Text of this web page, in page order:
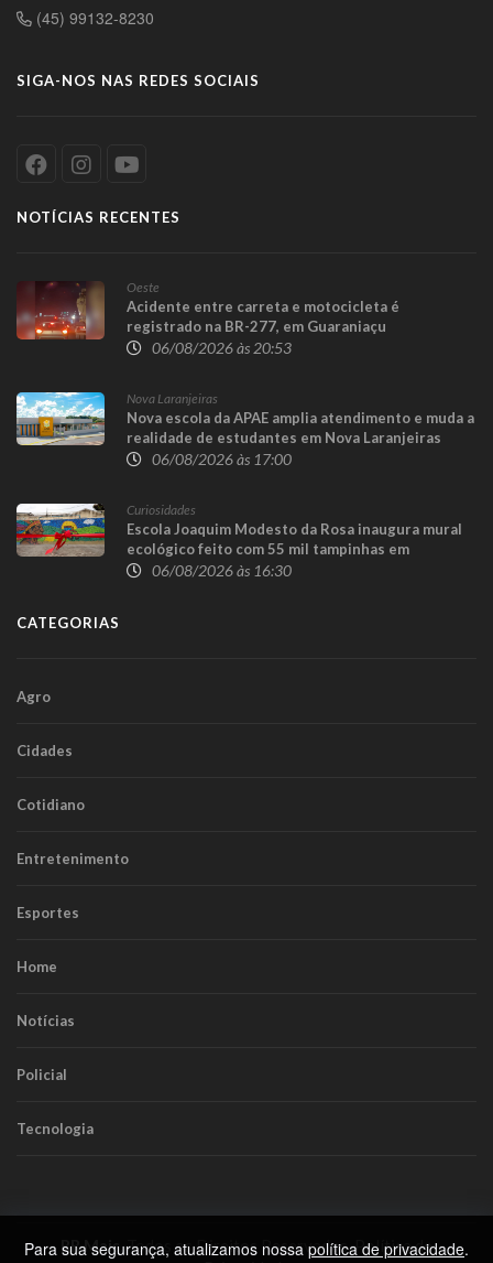
(45) 99132-8230
SIGA-NOS NAS REDES SOCIAIS
NOTÍCIAS RECENTES
Oeste
Acidente entre carreta e motocicleta é
registrado na BR-277, em Guaraniaçu
06/08/2026 às 20:53
Nova Laranjeiras
Nova escola da APAE amplia atendimento e muda a
realidade de estudantes em Nova Laranjeiras
06/08/2026 às 17:00
Curiosidades
Escola Joaquim Modesto da Rosa inaugura mural
ecológico feito com 55 mil tampinhas em
Guaraniaçu
06/08/2026 às 16:30
CATEGORIAS
Agro
Cidades
Cotidiano
Entretenimento
Esportes
Home
Notícias
Policial
Tecnologia
RR Mais. Todos os Direitos Reservados.Política de
Para sua segurança, atualizamos nossa política de privacidade.